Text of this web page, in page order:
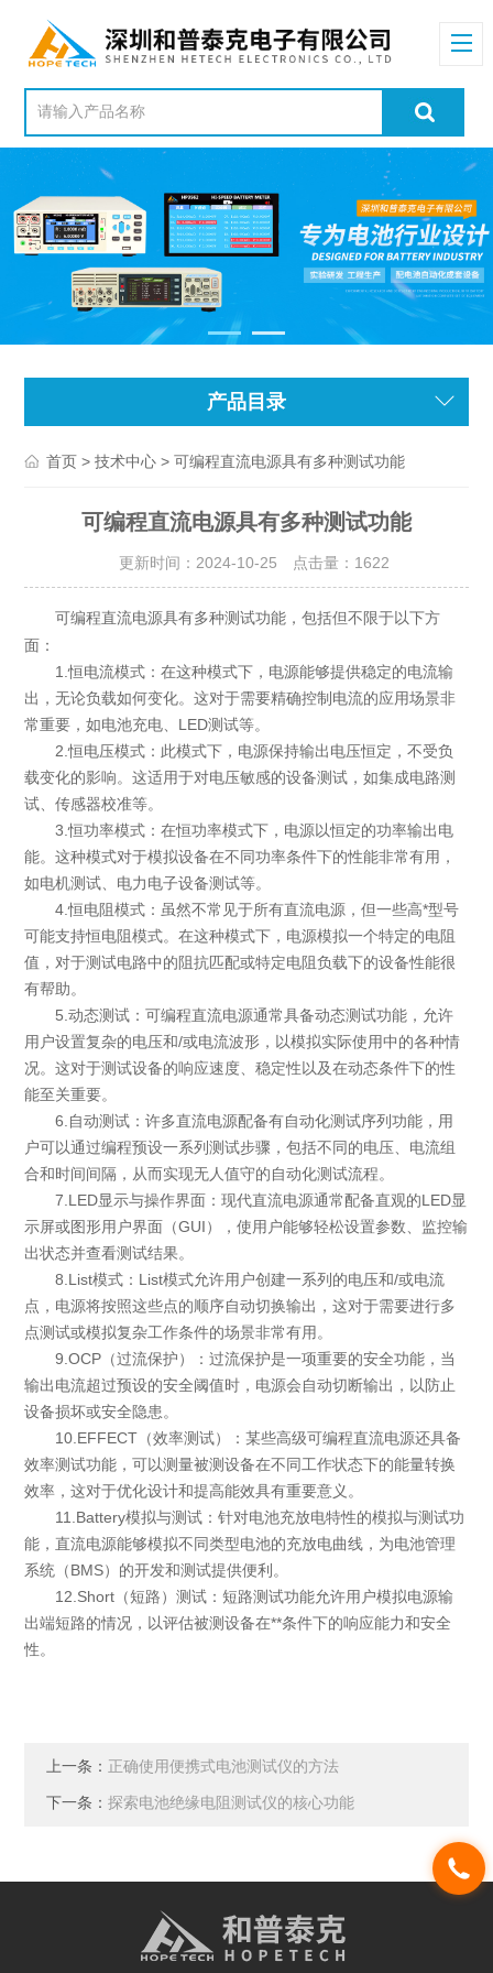
产品目录
首页 >技术中心 > 可编程直流电源具有多种测试功能
可编程直流电源具有多种测试功能
更新时间：2024-10-25 点击量： 1622
可编程直流电源具有多种测试功能，包括但不限于以下方
面：
1.恒电流模式：在这种模式下，电源能够提供稳定的电流输
出，无论负载如何变化。这对于需要精确控制电流的应用场景非
常重要，如电池充电、LED测试等。
2.恒电压模式：此模式下，电源保持输出电压恒定，不受负
载变化的影响。这适用于对电压敏感的设备测试，如集成电路测
试、传感器校准等。
3.恒功率模式：在恒功率模式下，电源以恒定的功率输出电
能。这种模式对于模拟设备在不同功率条件下的性能非常有用，
如电机测试、电力电子设备测试等。
4.恒电阻模式：虽然不常见于所有直流电源，但一些高*型号
可能支持恒电阻模式。在这种模式下，电源模拟一个特定的电阻
值，对于测试电路中的阻抗匹配或特定电阻负载下的设备性能很
有帮助。
5.动态测试：可编程直流电源通常具备动态测试功能，允许
用户设置复杂的电压和/或电流波形，以模拟实际使用中的各种情
况。这对于测试设备的响应速度、稳定性以及在动态条件下的性
能至关重要。
6.自动测试：许多直流电源配备有自动化测试序列功能，用
户可以通过编程预设一系列测试步骤，包括不同的电压、电流组
合和时间间隔，从而实现无人值守的自动化测试流程。
7.LED显示与操作界面：现代直流电源通常配备直观的LED显
示屏或图形用户界面（GUI），使用户能够轻松设置参数、监控输
出状态并查看测试结果。
8.List模式：List模式允许用户创建一系列的电压和/或电流
点，电源将按照这些点的顺序自动切换输出，这对于需要进行多
点测试或模拟复杂工作条件的场景非常有用。
9.OCP（过流保护）：过流保护是一项重要的安全功能，当
输出电流超过预设的安全阈值时，电源会自动切断输出，以防止
设备损坏或安全隐患。
10.EFFECT（效率测试）：某些高级可编程直流电源还具备
效率测试功能，可以测量被测设备在不同工作状态下的能量转换
效率，这对于优化设计和提高能效具有重要意义。
11.Battery模拟与测试：针对电池充放电特性的模拟与测试功
能，直流电源能够模拟不同类型电池的充放电曲线，为电池管理
系统（BMS）的开发和测试提供便利。
12.Short（短路）测试：短路测试功能允许用户模拟电源输
出端短路的情况，以评估被测设备在**条件下的响应能力和安全
性。
上一条： 正确使用便携式电池测试仪的方法
下一条：探索电池绝缘电阻测试仪的核心功能